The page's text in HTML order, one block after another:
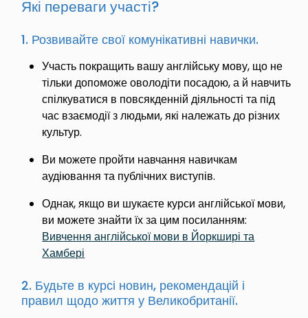
Які переваги участі?
1. Розвивайте свої комунікативні навички.
Участь покращить вашу англійську мову, що не
тільки допоможе оволодіти посадою, а й навчить
спілкуватися в повсякденній діяльності та під
час взаємодії з людьми, які належать до різних
культур.
Ви можете пройти навчання навичкам
аудіювання та публічних виступів.
Однак, якщо ви шукаєте курси англійської мови,
ви можете знайти їх за цим посиланням:
Вивчення англійської мови в Йоркширі та
Хамбері
2. Будьте в курсі новин, рекомендацій і
правил щодо життя у Великобританії.